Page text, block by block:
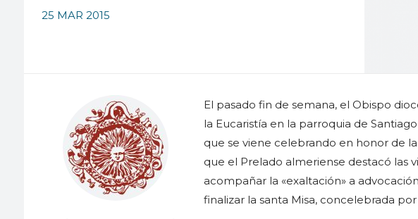
25 MAR 2015
El pasado fin de semana, el Obispo
la Eucaristía en la parroquia de
que se viene celebrando en honor de
que el Prelado almeriense destacó las
acompañar la «exaltación» a
finalizar la santa Misa, concelebrada